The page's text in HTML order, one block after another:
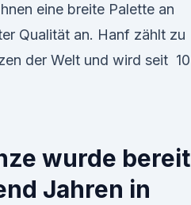
eine breite Palette an
Qualität an. Hanf zählt zu
der Welt und wird seit 10
wurde
Jahren in